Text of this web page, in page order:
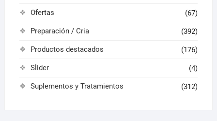
Ofertas (67)
Preparación / Cria (392)
Productos destacados (176)
Slider (4)
Suplementos y Tratamientos (312)